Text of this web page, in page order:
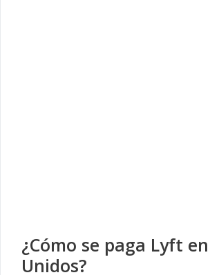
¿Cómo se paga Lyft
Unidos?